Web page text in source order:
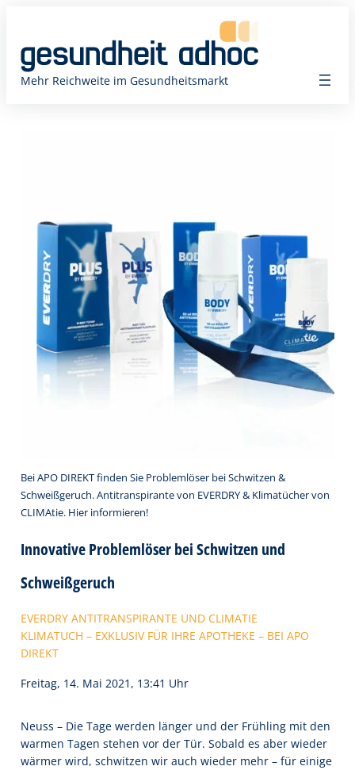
springen
Mehr Reichweite im Gesundheitsmarkt
Bei APO DIREKT finden Sie Problemlöser bei Schwitzen &
Schweißgeruch. Antitranspirante von EVERDRY & Klimatücher von
CLIMAtie. Hier informieren!
Innovative Problemlöser bei Schwitzen und
Schweißgeruch
EVERDRY ANTITRANSPIRANTE UND CLIMATIE
KLIMATUCH – EXKLUSIV FÜR IHRE APOTHEKE – BEI APO
DIREKT
Freitag, 14. Mai 2021, 13:41 Uhr
Neuss – Die Tage werden länger und der Frühling mit den
warmen Tagen stehen vor der Tür. Sobald es aber wieder
wärmer wird, schwitzen wir auch wieder mehr – für einige